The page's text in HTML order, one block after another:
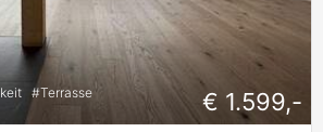
#Terrasse
€ 1.599,-